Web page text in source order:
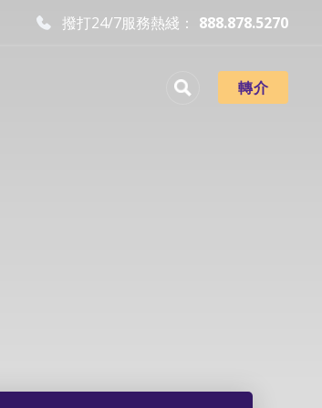
撥打24/7服務熱綫： 888.878.5270
轉介